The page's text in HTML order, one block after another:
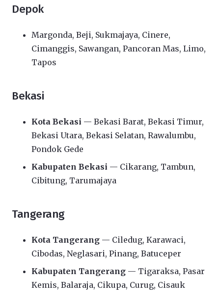
Depok
Margonda, Beji, Sukmajaya, Cinere,
Cimanggis, Sawangan, Pancoran Mas, Limo,
Tapos
Bekasi
Kota Bekasi — Bekasi Barat, Bekasi Timur,
Bekasi Utara, Bekasi Selatan, Rawalumbu,
Pondok Gede
Kabupaten Bekasi — Cikarang, Tambun,
Cibitung, Tarumajaya
Tangerang
Kota Tangerang — Ciledug, Karawaci,
Cibodas, Neglasari, Pinang, Batuceper
Kabupaten Tangerang — Tigaraksa, Pasar
Kemis, Balaraja, Cikupa, Curug, Cisauk